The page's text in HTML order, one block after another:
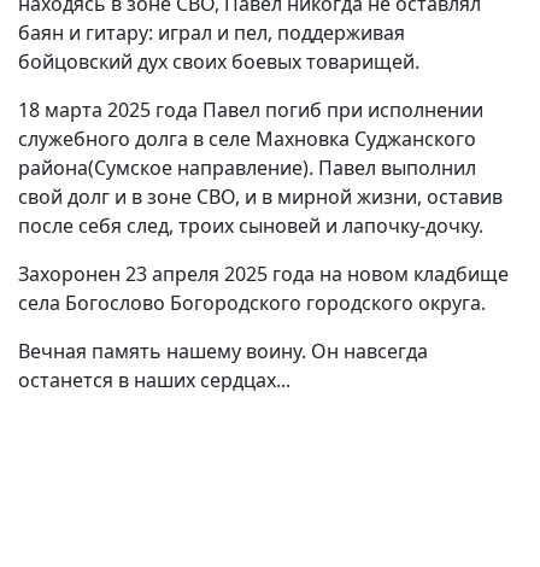
баян и гитару: играл и пел, поддерживая
бойцовский дух своих боевых товарищей.
18 марта 2025 года Павел погиб при исполнении
служебного долга в селе Махновка Суджанского
района(Сумское направление). Павел выполнил
свой долг и в зоне СВО, и в мирной жизни, оставив
после себя след, троих сыновей и лапочку-дочку.
Захоронен 23 апреля 2025 года на новом кладбище
села Богослово Богородского городского округа.
Вечная память нашему воину. Он навсегда
останется в наших сердцах...